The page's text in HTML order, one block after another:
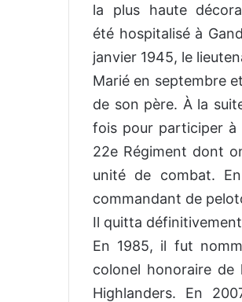
la plus haute
été hospitalisé à
janvier 1945, le
Marié en septembre
de son père. À la
fois pour participer à
22e Régiment dont
unité de combat.
commandant de
Il quitta définitivement
En 1985, il fut
colonel honoraire de
Highlanders. En